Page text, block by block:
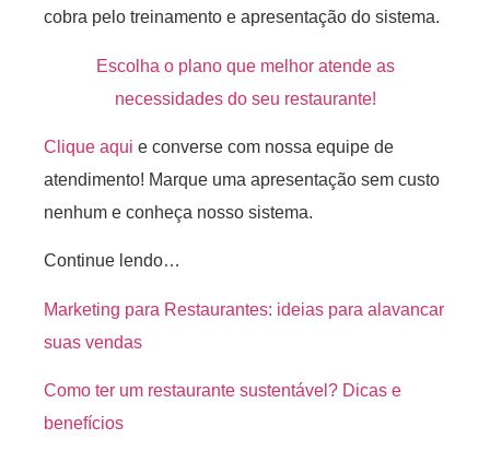
cobra pelo treinamento e apresentação do sistema.
Escolha o plano que melhor atende as
necessidades do seu restaurante!
Clique aqui e converse com nossa equipe de
atendimento! Marque uma apresentação sem custo
nenhum e conheça nosso sistema.
Continue lendo…
Marketing para Restaurantes: ideias para alavancar
suas vendas
Como ter um restaurante sustentável? Dicas e
benefícios